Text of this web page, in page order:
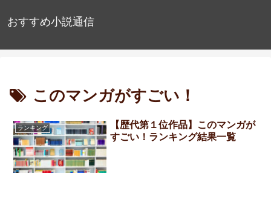
おすすめ小説通信
このマンガがすごい！
ランキング
【歴代第１位作品】このマンガが
すごい！ランキング結果一覧